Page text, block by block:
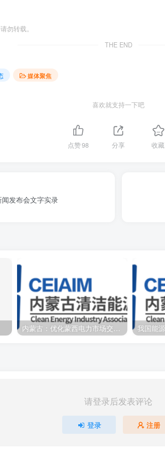
勿转载。
THE END
媒体聚焦
喜欢就支持一下吧
点赞98 分享 收藏
发布会文字实录
请登录后发表评论
登录 注册